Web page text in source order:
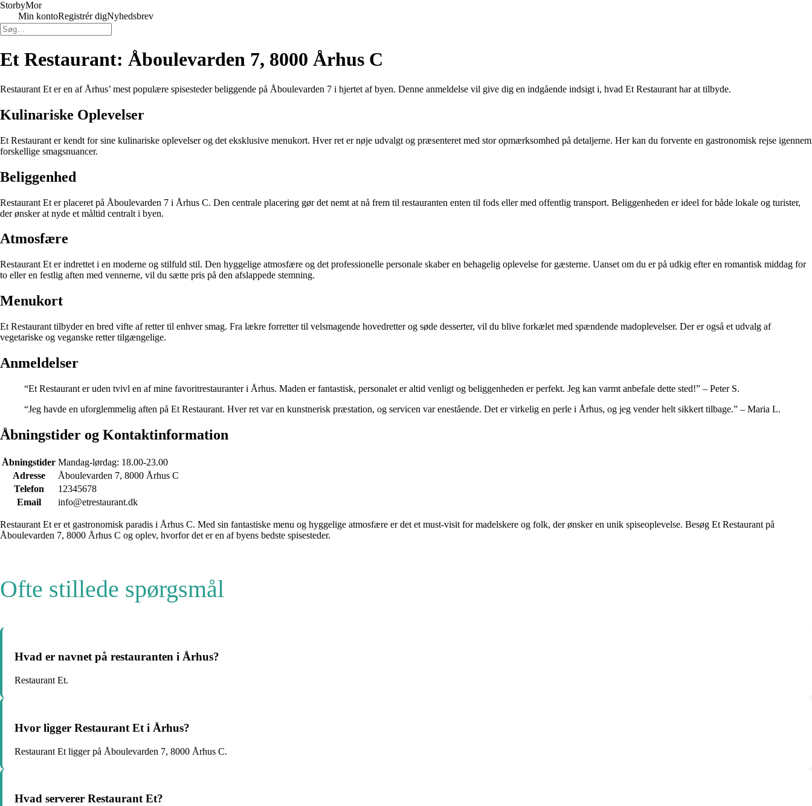
StorbyMor
Min kontoRegistrér digNyhedsbrev
Et Restaurant: Åboulevarden 7, 8000 Århus C
Restaurant Et er en af Århus’ mest populære spisesteder beliggende på Åboulevarden 7 i hjertet af byen. Denne anmeldelse vil give dig en indgående indsigt i, hvad Et Restaurant har at tilbyde.
Kulinariske Oplevelser
Et Restaurant er kendt for sine kulinariske oplevelser og det eksklusive menukort. Hver ret er nøje udvalgt og præsenteret med stor opmærksomhed på detaljerne. Her kan du forvente en gastronomisk rejse igennem
forskellige smagsnuancer.
Beliggenhed
Restaurant Et er placeret på Åboulevarden 7 i Århus C. Den centrale placering gør det nemt at nå frem til restauranten enten til fods eller med offentlig transport. Beliggenheden er ideel for både lokale og turister,
der ønsker at nyde et måltid centralt i byen.
Atmosfære
Restaurant Et er indrettet i en moderne og stilfuld stil. Den hyggelige atmosfære og det professionelle personale skaber en behagelig oplevelse for gæsterne. Uanset om du er på udkig efter en romantisk middag for
to eller en festlig aften med vennerne, vil du sætte pris på den afslappede stemning.
Menukort
Et Restaurant tilbyder en bred vifte af retter til enhver smag. Fra lækre forretter til velsmagende hovedretter og søde desserter, vil du blive forkælet med spændende madoplevelser. Der er også et udvalg af
vegetariske og veganske retter tilgængelige.
Anmeldelser
“Et Restaurant er uden tvivl en af mine favoritrestauranter i Århus. Maden er fantastisk, personalet er altid venligt og beliggenheden er perfekt. Jeg kan varmt anbefale dette sted!” – Peter S.
“Jeg havde en uforglemmelig aften på Et Restaurant. Hver ret var en kunstnerisk præstation, og servicen var enestående. Det er virkelig en perle i Århus, og jeg vender helt sikkert tilbage.” – Maria L.
Åbningstider og Kontaktinformation
Åbningstider Mandag-lørdag: 18.00-23.00
Adresse
Åboulevarden 7, 8000 Århus C
Telefon
12345678
Email
info@etrestaurant.dk
Restaurant Et er et gastronomisk paradis i Århus C. Med sin fantastiske menu og hyggelige atmosfære er det et must-visit for madelskere og folk, der ønsker en unik spiseoplevelse. Besøg Et Restaurant på
Åboulevarden 7, 8000 Århus C og oplev, hvorfor det er en af byens bedste spisesteder.
Ofte stillede spørgsmål
Hvad er navnet på restauranten i Århus?
Restaurant Et.
Hvor ligger Restaurant Et i Århus?
Restaurant Et ligger på Åboulevarden 7, 8000 Århus C.
Hvad serverer Restaurant Et?